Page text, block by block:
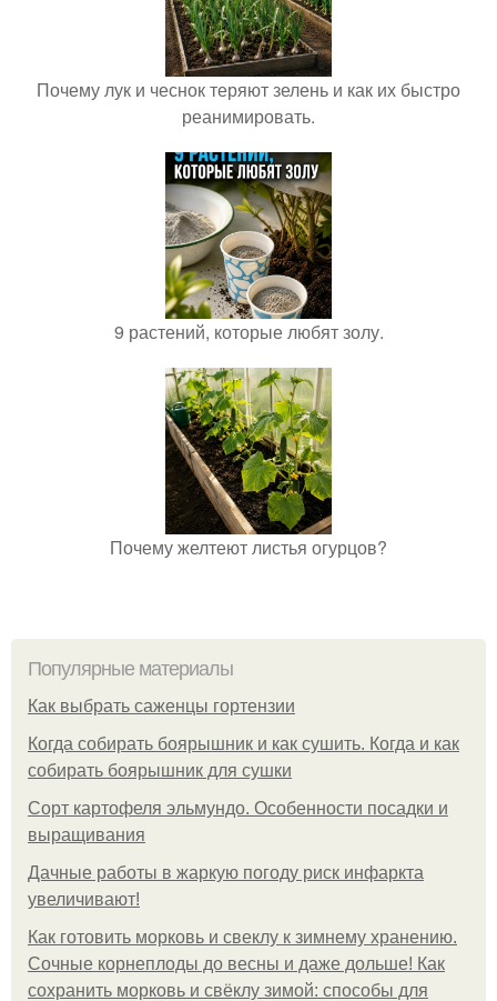
Почему лук и чеснок теряют зелень и как их быстро
реанимировать.
9 растений, которые любят золу.
Почему желтеют листья огурцов?
Популярные материалы
Как выбрать саженцы гортензии
Когда собирать боярышник и как сушить. Когда и как
собирать боярышник для сушки
Сорт картофеля эльмундо. Особенности посадки и
выращивания
Дачные работы в жаркую погоду риск инфаркта
увеличивают!
Как готовить морковь и свеклу к зимнему хранению.
Сочные корнеплоды до весны и даже дольше! Как
сохранить морковь и свёклу зимой: способы для